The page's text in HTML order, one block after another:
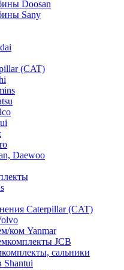
Doosan
Sany
(CAT)
Daewoo
Caterpillar (CAT)
ком Yanmar
JCB
сальники
Shantui